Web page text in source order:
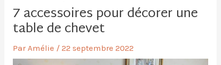
7 accessoires pour décorer une
table de chevet
ParAmélie /22 septembre 2022